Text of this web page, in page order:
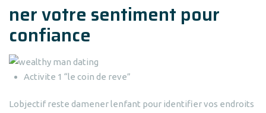
ner votre sentiment pour
confiance
Activite 1 “le coin de reve”
Lobjectif reste damener lenfant pour identifier vos endroits